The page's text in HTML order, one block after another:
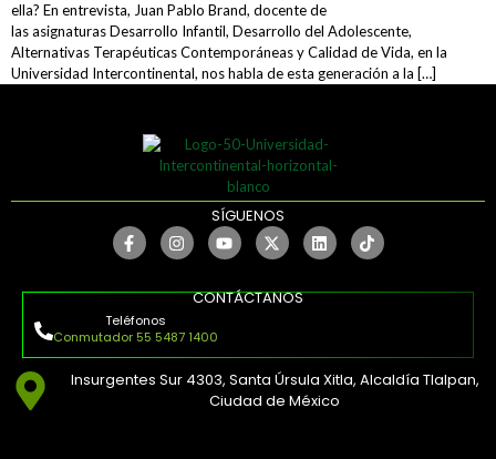
ella? En entrevista, Juan Pablo Brand, docente de
las asignaturas Desarrollo Infantil, Desarrollo del Adolescente,
Alternativas Terapéuticas Contemporáneas y Calidad de Vida, en la
Universidad Intercontinental, nos habla de esta generación a la […]
SÍGUENOS
CONTÁCTANOS
Teléfonos
Conmutador 55 5487 1400
Insurgentes Sur 4303, Santa Úrsula Xitla, Alcaldía Tlalpan,
Ciudad de México